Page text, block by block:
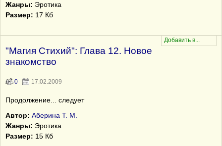
Жанры: Эротика
Размер: 17 Кб
"Магия Стихий": Глава 12. Новое
знакомство
0 17.02.2009
Продолжение... следует
Автор: Аберина Т. М.
Жанры: Эротика
Размер: 15 Кб